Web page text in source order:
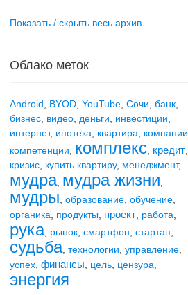
Показать / скрыть весь архив
Облако меток
Android BYOD YouTube Сочи банк
бизнес видео деньги инвестиции
интернет, ипотека квартира компании
компетенции
комплекс кредит
кризис купить квартиру, менеджмент,
мудра, мудра жизни
мудры образование обучение
органика
продукты проект работа
рука, рынок смартфон стартап
судьба, технологии управление
успех финансы цель цензура
энергия